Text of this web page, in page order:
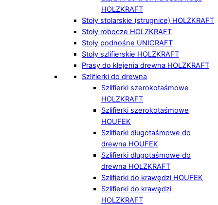
HOLZKRAFT
Stoły stolarskie (strugnice) HOLZKRAFT
Stoły robocze HOLZKRAFT
Stoły podnośne UNICRAFT
Stoły szlifierskie HOLZKRAFT
Prasy do klejenia drewna HOLZKRAFT
Szlifierki do drewna
Szlifierki szerokotaśmowe
HOLZKRAFT
Szlifierki szerokotaśmowe
HOUFEK
Szlifierki długotaśmowe do
drewna HOUFEK
Szlifierki długotaśmowe do
drewna HOLZKRAFT
Szlifierki do krawędzi HOUFEK
Szlifierki do krawędzi
HOLZKRAFT